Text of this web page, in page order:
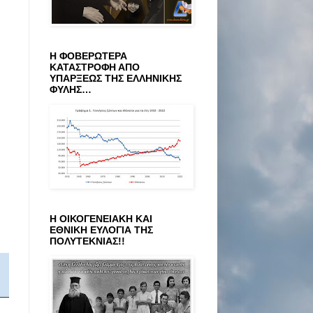
Η ΦΟΒΕΡΩΤΕΡΑ
ΚΑΤΑΣΤΡΟΦΗ ΑΠΟ
ΥΠΑΡΞΕΩΣ ΤΗΣ ΕΛΛΗΝΙΚΗΣ
ΦΥΛΗΣ…
Η ΟΙΚΟΓΕΝΕΙΑΚΗ ΚΑΙ
ΕΘΝΙΚΗ ΕΥΛΟΓΙΑ ΤΗΣ
ΠΟΛΥΤΕΚΝΙΑΣ!!